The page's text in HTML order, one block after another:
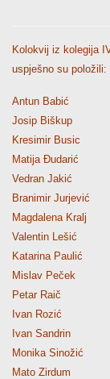
Kolokvij iz kolegija
uspješno su položili:
Antun Babić
Josip Biškup
Kresimir Busic
Matija Đudarić
Vedran Jakić
Branimir Jurjević
Magdalena Kralj
Valentin Lešić
Katarina Paulić
Mislav Peček
Petar Raič
Ivan Rozić
Ivan Sandrin
Monika Sinožić
Mato Zirdum